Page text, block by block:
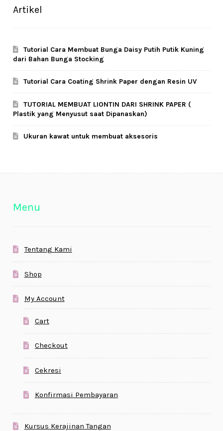
Artikel
Tutorial Cara Membuat Bunga Daisy Putih Putik Kuning
dari Bahan Bunga Stocking
Tutorial Cara Coating Shrink Paper dengan Resin UV
TUTORIAL MEMBUAT LIONTIN DARI SHRINK PAPER (
Plastik yang Menyusut saat Dipanaskan)
Ukuran kawat untuk membuat aksesoris
Menu
Tentang Kami
Shop
My Account
Cart
Checkout
Cekresi
Konfirmasi Pembayaran
Kursus Kerajinan Tangan